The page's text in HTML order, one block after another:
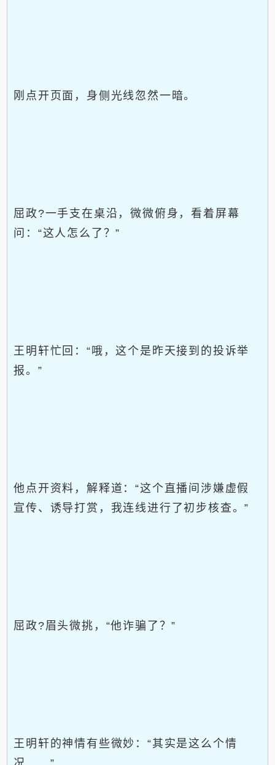
刚点开页面，身侧光线忽然一暗。
屈政?一手支在桌沿，微微俯身，看着屏幕
问：“这人怎么了？”
王明轩忙回：“哦，这个是昨天接到的投诉举
报。”
他点开资料，解释道：“这个直播间涉嫌虚假
宣传、诱导打赏，我连线进行了初步核查。”
屈政?眉头微挑，“他诈骗了？”
王明轩的神情有些微妙：“其实是这么个情